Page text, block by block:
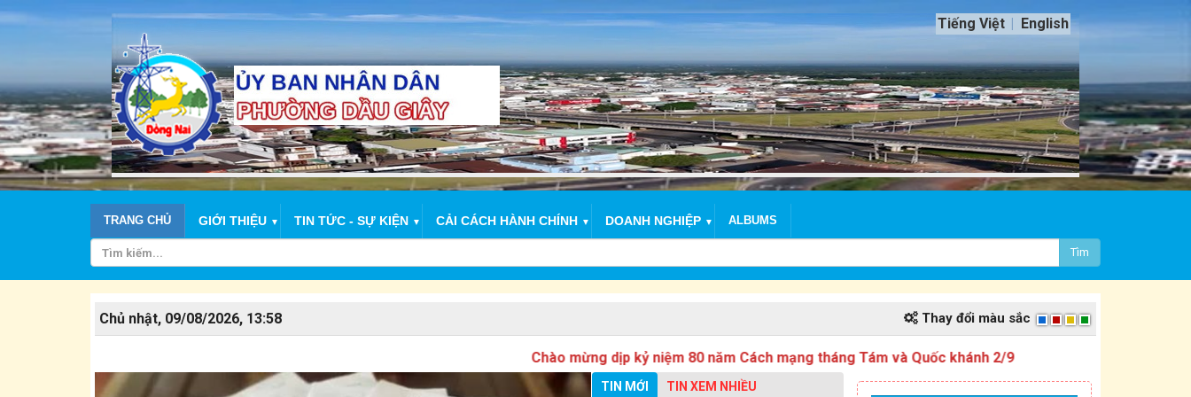
Tiếng Việt English
TRANG CHỦ GIỚI THIỆU ▼ TIN TỨC - SỰ KIỆN ▼ CẢI CÁCH HÀNH CHÍNH ▼ DOANH NGHIỆP ▼ ALBUMS
Tìm
Chủ nhật, 09/08/2026, 13:58 Thay đổi màu sắc
Chào mừng dịp kỷ niệm 80 năm Cách mạng tháng Tám và Quốc khánh 2/9
TIN MỚI TIN XEM NHIỀU